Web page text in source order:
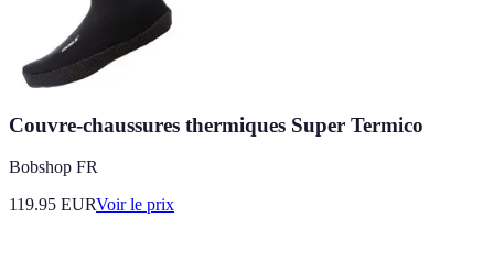
Couvre-chaussures thermiques Super Termico
Bobshop FR
119.95 EURVoir le prix